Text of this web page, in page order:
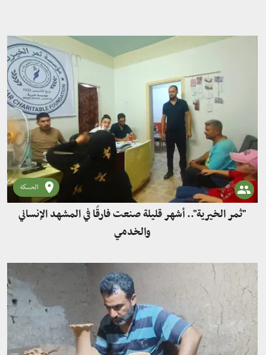
الحسكة
"ثمر الخيرية".. أشهر قليلة صنعت فارقًا في المشهد الإنساني
والخدمي